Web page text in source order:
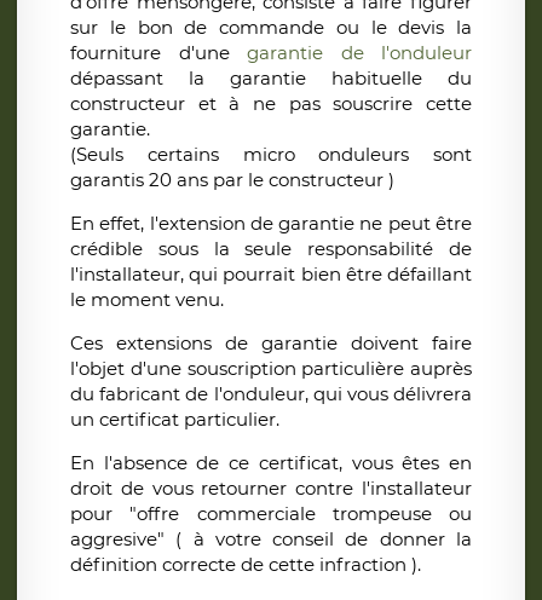
sur le bon de commande ou le devis la
fourniture d'une garantie de l'onduleur
dépassant la garantie habituelle du
constructeur et à ne pas souscrire cette
garantie.
(Seuls certains micro onduleurs sont
garantis 20 ans par le constructeur )
En effet, l'extension de garantie ne peut être
crédible sous la seule responsabilité de
l'installateur, qui pourrait bien être défaillant
le moment venu.
Ces extensions de garantie doivent faire
l'objet d'une souscription particulière auprès
du fabricant de l'onduleur, qui vous délivrera
un certificat particulier.
En l'absence de ce certificat, vous êtes en
droit de vous retourner contre l'installateur
pour "offre commerciale trompeuse ou
aggresive" ( à votre conseil de donner la
définition correcte de cette infraction ).